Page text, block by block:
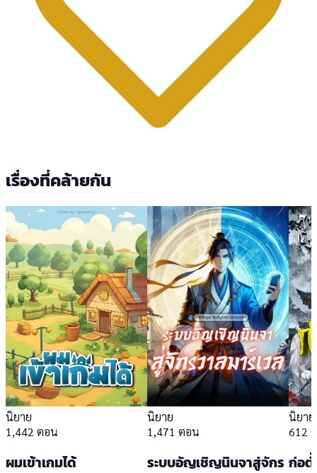
เรื่องที่คล้ายกัน
นิยาย
1,442 ตอน
ผมเข้าเกมได้
นิยาย
1,471 ตอน
ระบบอัญเชิญนินจาสู่จักร
นิยาย
612
ก่อตั้